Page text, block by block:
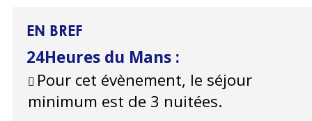
EN BREF
24Heures du Mans :
Pour cet évènement, le séjour
minimum est de 3 nuitées.